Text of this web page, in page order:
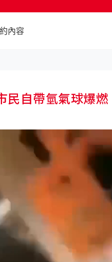
內容
民自帶氫氣球爆